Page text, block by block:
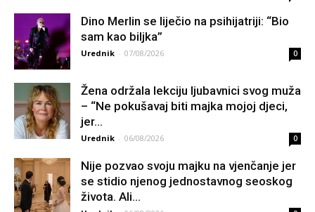
Dino Merlin se liječio na psihijatriji: “Bio
sam kao biljka”
Urednik - 07/08/2026 0
Žena održala lekciju ljubavnici svog muža
– “Ne pokušavaj biti majka mojoj djeci,
jer...
Urednik - 06/08/2026 0
Nije pozvao svoju majku na vjenčanje jer
se stidio njenog jednostavnog seoskog
života. Ali...